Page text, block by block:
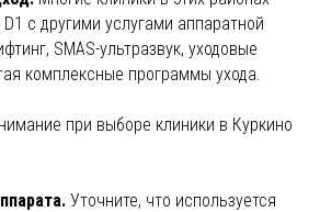
с другими услугами аппаратной
SMAS-ультразвук, уходовые
комплексные программы ухода.
при выборе клиники в Куркино
Уточните, что используется